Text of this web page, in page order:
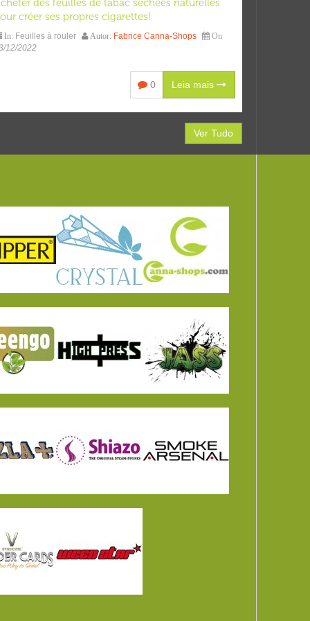
des feuilles de tabac séchées naturelles
créer ses propres cigarettes!
In: Feuilles à rouler Autor: Fabrice Canna-Shops On
12/2022
0 Leia mais
Ver Tudo